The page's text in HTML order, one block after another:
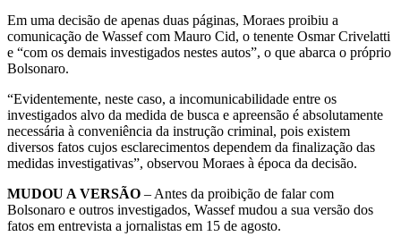
Em uma decisão de apenas duas páginas, Moraes proibiu a
comunicação de Wassef com Mauro Cid, o tenente Osmar Crivelatti
e “com os demais investigados nestes autos”, o que abarca o próprio
Bolsonaro.
“Evidentemente, neste caso, a incomunicabilidade entre os
investigados alvo da medida de busca e apreensão é absolutamente
necessária à conveniência da instrução criminal, pois existem
diversos fatos cujos esclarecimentos dependem da finalização das
medidas investigativas”, observou Moraes à época da decisão.
MUDOU A VERSÃO – Antes da proibição de falar com
Bolsonaro e outros investigados, Wassef mudou a sua versão dos
fatos em entrevista a jornalistas em 15 de agosto.